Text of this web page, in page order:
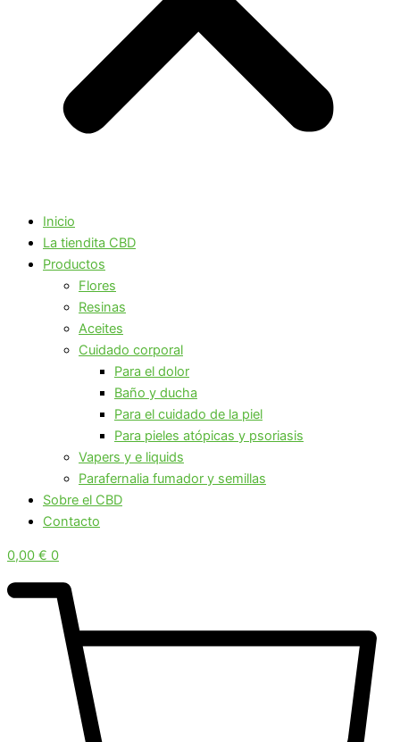
Inicio
La tiendita CBD
Productos
Flores
Resinas
Aceites
Cuidado corporal
Para el dolor
Baño y ducha
Para el cuidado de la piel
Para pieles atópicas y psoriasis
Vapers y e liquids
Parafernalia fumador y semillas
Sobre el CBD
Contacto
0,00 € 0